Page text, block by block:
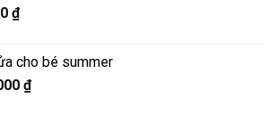
₫
cho bé summer
₫